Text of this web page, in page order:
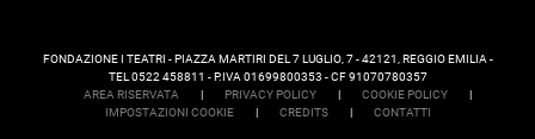
FONDAZIONE I TEATRI - PIAZZA MARTIRI DEL 7 LUGLIO, 7 - 42121, REGGIO EMILIA -
TEL 0522 458811 - P.IVA 01699800353 - CF 91070780357
AREA RISERVATA
| PRIVACY POLICY | COOKIE POLICY
|
IMPOSTAZIONI COOKIE
| CREDITS | CONTATTI